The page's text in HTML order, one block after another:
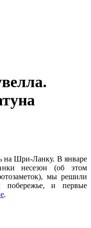
на Шри-Ланку. В январе
несезон (об этом
мы решили
побережье, и первые
.